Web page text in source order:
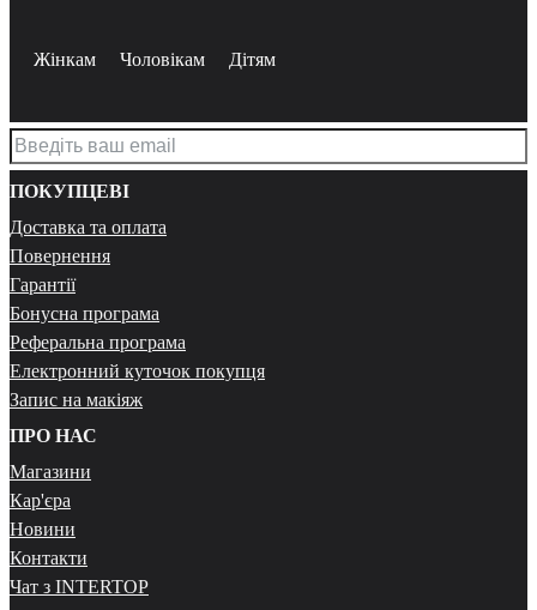
Жінкам Чоловікам Дітям
ПОКУПЦЕВІ
Доставка та оплата
Повернення
Гарантії
Бонусна програма
Реферальна програма
Електронний куточок покупця
Запис на макіяж
ПРО НАС
Магазини
Кар'єра
Новини
Контакти
Чат з INTERTOP